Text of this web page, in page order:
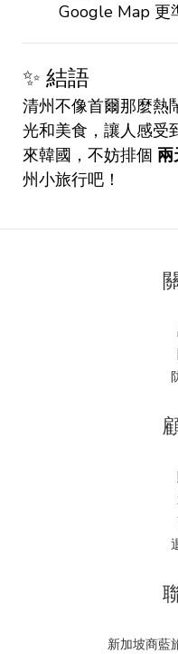
Google Map 更
✨ 結語
清州不像首爾那麼熱
光和美食，讓人感受
來韓國，不妨排個
州小旅行吧！
新加坡商藍